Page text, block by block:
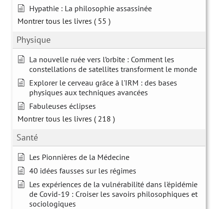
Hypathie : La philosophie assassinée
Montrer tous les livres ( 55 )
Physique
La nouvelle ruée vers l’orbite : Comment les
constellations de satellites transforment le monde
Explorer le cerveau grâce à l'IRM : des bases
physiques aux techniques avancées
Fabuleuses éclipses
Montrer tous les livres ( 218 )
Santé
Les Pionnières de la Médecine
40 idées fausses sur les régimes
Les expériences de la vulnérabilité dans l'épidémie
de Covid-19 : Croiser les savoirs philosophiques et
sociologiques